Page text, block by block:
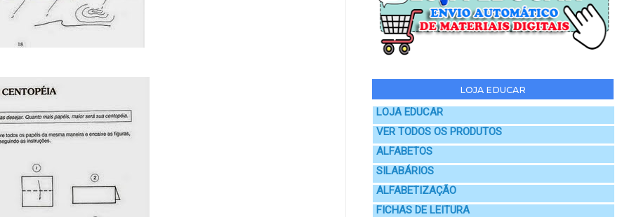
LOJA EDUCAR
LOJA EDUCAR
VER TODOS OS PRODUTOS
ALFABETOS
SILABÁRIOS
ALFABETIZAÇÃO
FICHAS DE LEITURA